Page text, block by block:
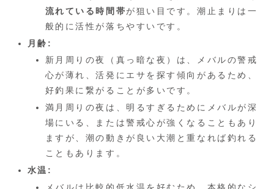
流れている時間帯が狙い目です。潮止まりは一
般的に活性が落ちやすいです。
月齢:
新月周りの夜（真っ暗な夜）は、メバルの警戒
心が薄れ、活発にエサを探す傾向があるため、
好釣果に繋がることが多いです。
満月周りの夜は、明るすぎるためにメバルが深
場にいる、または警戒心が強くなることもあり
ますが、潮の動きが良い大潮と重なれば釣れる
こともあります。
水温:
メバルは比較的低水温を好むため、本格的なシ